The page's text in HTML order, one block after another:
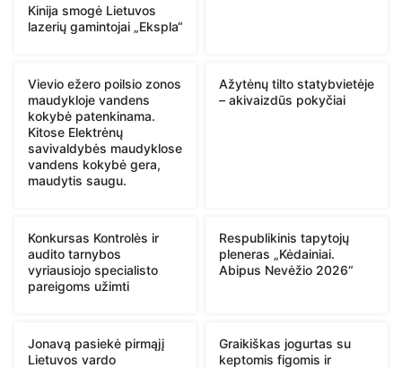
Kinija smogė Lietuvos
lazerių gamintojai „Ekspla“
Vievio ežero poilsio zonos
maudykloje vandens
kokybė patenkinama.
Kitose Elektrėnų
savivaldybės maudyklose
vandens kokybė gera,
maudytis saugu.
Ažytėnų tilto statybvietėje
– akivaizdūs pokyčiai
Konkursas Kontrolės ir
audito tarnybos
vyriausiojo specialisto
pareigoms užimti
Respublikinis tapytojų
pleneras „Kėdainiai.
Abipus Nevėžio 2026“
Jonavą pasiekė pirmąjį
Lietuvos vardo
Graikiškas jogurtas su
keptomis figomis ir